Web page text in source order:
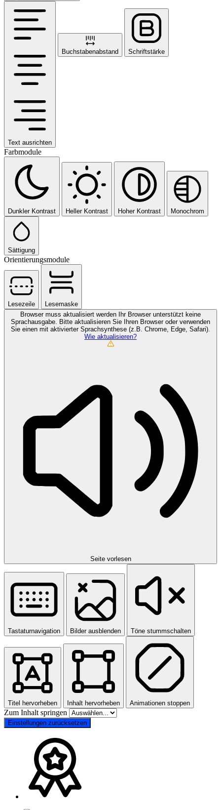
Text ausrichten
Buchstabenabstand Schriftstärke
Farbmodule
Dunkler Kontrast Heller Kontrast Hoher Kontrast Monochrom
Sättigung
Orientierungsmodule
Lesezeile
Lesemaske
Browser muss aktualisiert werden Ihr Browser unterstützt keine
Sprachausgabe. Bitte aktualisieren Sie Ihren Browser oder verwenden
Sie einen mit aktivierter Sprachsynthese (z.B. Chrome, Edge, Safari).
Wie aktualisieren?
Seite vorlesen
Tastaturnavigation Bilder ausblenden Töne stummschalten
Titel hervorheben Inhalt hervorheben Animationen stoppen
Zum Inhalt springen
Einstellungen zurücksetzen